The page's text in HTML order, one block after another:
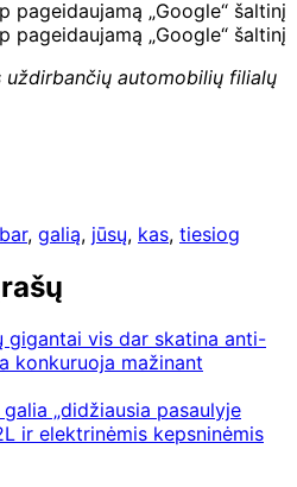
uždirbančių automobilių filialų
, galią, jūsų, kas, tiesiog
gigantai vis dar skatina anti-
konkuruoja mažinant
„didžiausia pasaulyje
ir elektrinėmis kepsninėmis